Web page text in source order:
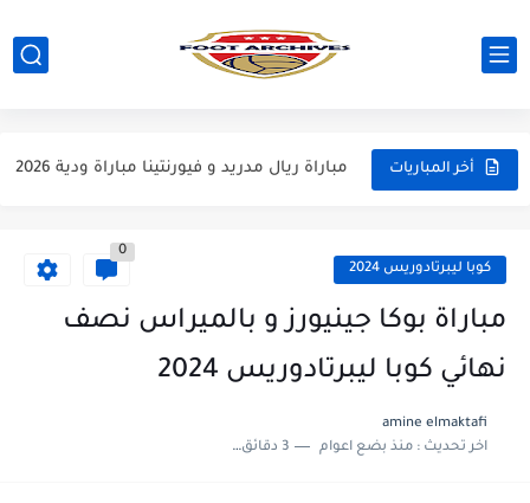
أخر المباريات
مباراة مانشستر يونايتد و اتلتيكو مدريد مباراة ودية 2026
مباراة ريال مدريد و فيورنتينا مباراة ودية 2026
مباراة برشلونة و بيرمنغهام مباراة ودية 2026
مباراة سيلتيك و ميلان مباراة ودية 2026
كوبا ليبرتادوريس 2024
0
مباراة بوكا جينيورز و بالميراس نصف
نهائي كوبا ليبرتادوريس 2024
amine elmaktafi
اخر تحديث :منذ بضع اعوام 3 دقائق للقراءة